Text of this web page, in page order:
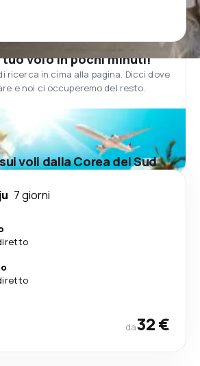
volo in pochi minuti!
ricerca in cima alla pagina. Dicci dove
e noi ci occuperemo del resto.
voli dalla Corea del Sud
7 giorni
da32 €